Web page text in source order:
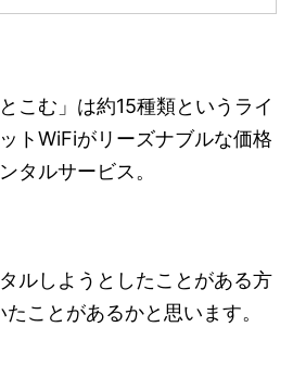
こむ」は約15種類というライ
トWiFiがリーズナブルな価格
タルサービス。
ルしようとしたことがある方
ことがあるかと思います。